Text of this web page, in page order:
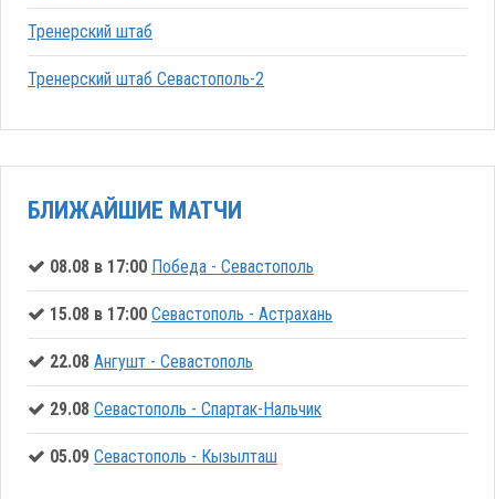
Тренерский штаб
Тренерский штаб Севастополь-2
БЛИЖАЙШИЕ МАТЧИ
08.08 в 17:00 Победа - Севастополь
15.08 в 17:00 Севастополь - Астрахань
22.08 Ангушт - Севастополь
29.08 Севастополь - Спартак-Нальчик
05.09 Севастополь - Кызылташ